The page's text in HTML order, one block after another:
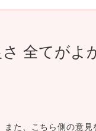
全てがよ
た、こちら側の意見